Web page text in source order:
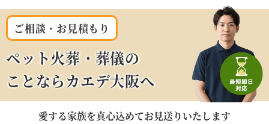
ご相談・お見積もり
ペット火葬・葬儀の
ことならカエデ大阪へ
愛する家族を真心込めてお見送りいたします